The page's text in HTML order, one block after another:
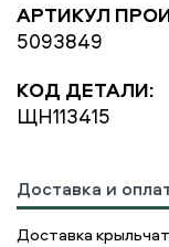
АРТИКУЛ
5093849
КОД ДЕТАЛИ:
ЩН113415
Доставка и
Доставка